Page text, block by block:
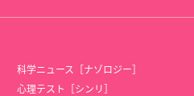
科学ニュース［ナゾロジー］
心理テスト［シンリ］